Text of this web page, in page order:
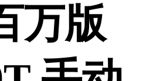
万版